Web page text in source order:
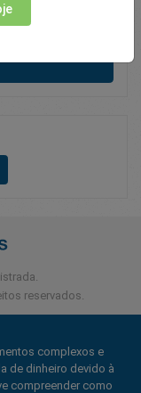
reservados.
complexos e
de dinheiro devido à
compreender como